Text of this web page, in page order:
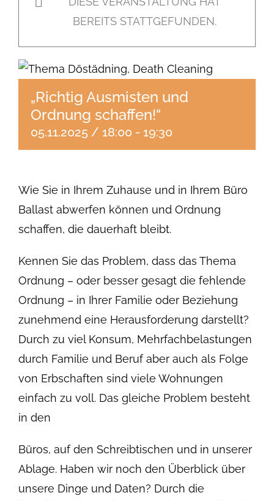
BEREITS STATTGEFUNDEN.
„Richtig Ausmisten und
Ordnung schaffen!“
05.11.2025 / 18:00 - 19:30
Wie Sie in Ihrem Zuhause und in Ihrem Büro
Ballast abwerfen können und Ordnung
schaffen, die dauerhaft bleibt.
Kennen Sie das Problem, dass das Thema
Ordnung – oder besser gesagt die fehlende
Ordnung – in Ihrer Familie oder Beziehung
zunehmend eine Herausforderung darstellt?
Durch zu viel Konsum, Mehrfachbelastungen
durch Familie und Beruf aber auch als Folge
von Erbschaften sind viele Wohnungen
einfach zu voll. Das gleiche Problem besteht
in den
Büros, auf den Schreibtischen und in unserer
Ablage. Haben wir noch den Überblick über
unsere Dinge und Daten? Durch die